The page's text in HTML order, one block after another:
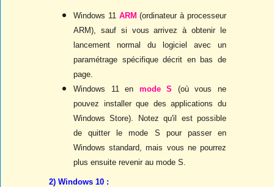
Windows 11 ARM (ordinateur à processeur
ARM), sauf si vous arrivez à obtenir le
lancement normal du logiciel avec un
paramétrage spécifique décrit en bas de
page.
Windows 11 en mode S
(où vous ne
pouvez installer que des applications du
Windows Store). Notez qu'il est possible
de quitter le mode S pour passer en
Windows standard, mais vous ne pourrez
plus ensuite revenir au mode S.
2) Windows 10 :